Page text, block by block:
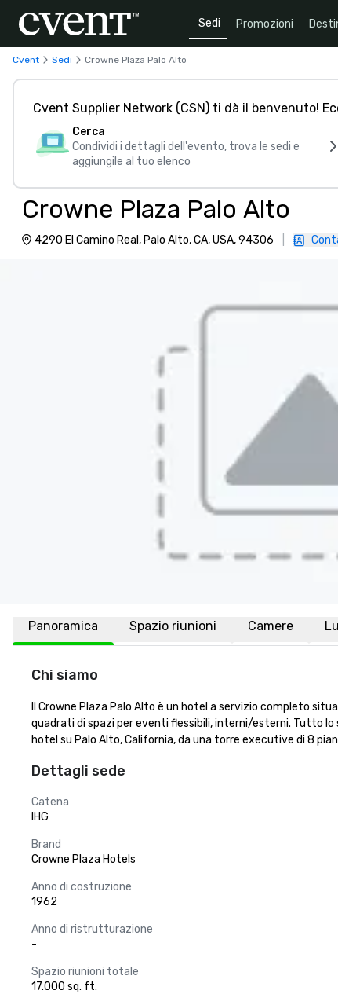
Sedi Promozioni
Cvent Sedi Crowne Plaza Palo Alto
Cvent Supplier Network (CSN) ti dà il benvenuto!
Cerca
Condividi i dettagli dell'evento, trova le sedi e
aggiungile al tuo elenco
Crowne Plaza Palo Alto
4290 El Camino Real, Palo Alto, CA, USA, 94306
Panoramica Spazio riunioni Camere
Chi siamo
Il Crowne Plaza Palo Alto è un hotel a servizio completo
quadrati di spazi per eventi flessibili, interni/esterni. Tutto
hotel su Palo Alto, California, da una torre executive di 8
Dettagli sede
Catena
IHG
Brand
Crowne Plaza Hotels
Anno di costruzione
1962
Anno di ristrutturazione
-
Spazio riunioni totale
17.000 sq. ft.